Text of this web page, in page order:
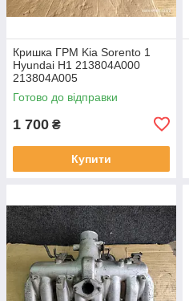
Кришка ГРМ Kia Sorento 1
Hyundai H1 213804A000
213804A005
Готово до відправки
1 700 ₴
Купити